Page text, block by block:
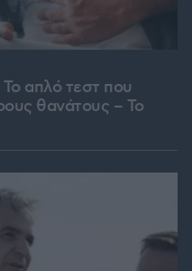
απλό τεστ που
θανάτους – Το